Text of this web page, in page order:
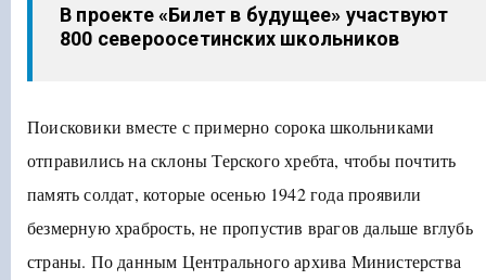
В проекте «Билет в будущее» участвуют
800 североосетинских школьников
Поисковики вместе с примерно сорока школьниками
отправились на склоны Терского хребта, чтобы почтить
память солдат, которые осенью 1942 года проявили
безмерную храбрость, не пропустив врагов дальше вглубь
страны. По данным Центрального архива Министерства